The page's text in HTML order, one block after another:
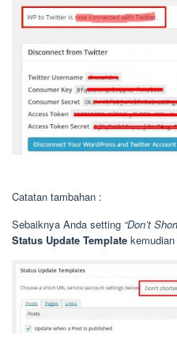
Catatan tambahan :
Sebaiknya Anda setting “Don’t
Status Update Template